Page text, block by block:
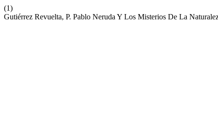
(1)
Gutiérrez Revuelta, P. Pablo Neruda Y Los Misterios De La